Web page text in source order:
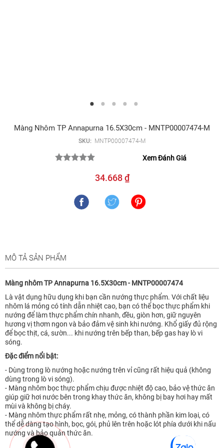
Màng Nhôm TP Annapurna 16.5X30cm - MNTP00007474-M
SKU: MNTP00007474-M
Xem Đánh Giá
34.668 ₫
MÔ TẢ SẢN PHẨM
Màng nhôm TP Annapurna 16.5X30cm - MNTP00007474
Là vật dụng hữu dụng khi bạn cần nướng thực phẩm. Với chất liệu
nhôm lá mỏng có tính dẫn nhiệt cao, bạn có thể bọc thực phẩm khi
nướng để làm thực phẩm chín nhanh, đều, giòn hơn, giữ nguyên
hương vị thơm ngon và bảo đảm vệ sinh khi nướng. Khổ giấy đủ rộng
để bọc thịt, cá, sườn... khi nướng trên bếp than, bếp gas hay lò vi
sóng.
Đặc điểm nổi bật:
- Dùng trong lò nướng hoặc nướng trên vỉ cũng rất hiệu quả (không
dùng trong lò vi sóng).
- Màng nhôm bọc thực phẩm chịu được nhiệt độ cao, bảo vệ thức ăn
giúp giữ hơi nước bên trong khay thức ăn, không bị bay hơi hay mất
mùi và không bị cháy.
- Màng nhôm thực phẩm rất nhẹ, mỏng, có thành phần kim loại, có
thể dễ dàng tạo hình, bọc, gói, phủ lên trên hoặc lót phía dưới khi nấu
nướng và bảo quản thức ăn.